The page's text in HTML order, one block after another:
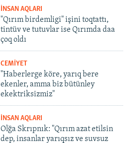
İNSAN AQLARI
"Qırım birdemligi" işini toqtattı,
tintüv ve tutuvlar ise Qırımda daa
çoq oldı
CEMİYET
"Haberlerge köre, yarıq bere
ekenler, amma biz bütünley
ekektriksizmiz"
İNSAN AQLARI
Olğa Skrıpnık: "Qırım azat etilsin
dep, insanlar yarıqsız ve suvsuz